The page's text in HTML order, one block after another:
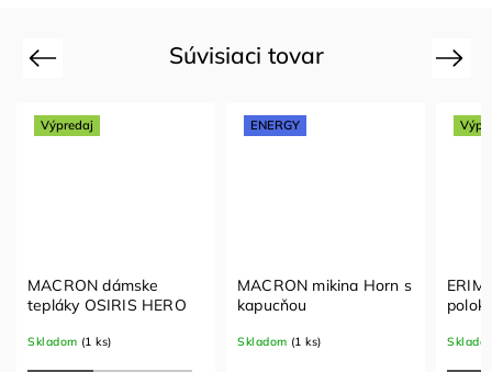
Súvisiaci tovar
Previous
Výpredaj
MACRON dámske
tepláky OSIRIS HERO
Skladom (1 ks)
ENERGY
MACRON mikina Horn s
kapucňou
Skladom (1 ks)
Next